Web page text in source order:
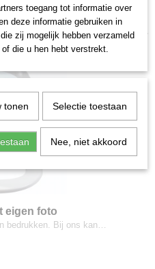
eigen foto
bedrukken. Bij ons kan…
toegang tot informatie over
deze informatie gebruiken in
zij mogelijk hebben verzameld
die u hen hebt verstrekt.
tonen Selectie toestaan
Nee, niet akkoord